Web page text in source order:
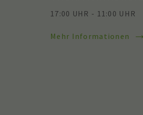
17:00 UHR - 11:00 UHR
Mehr Informationen